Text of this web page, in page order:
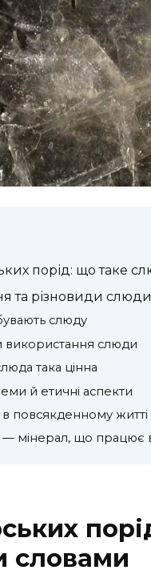
порід: що таке
та різновиди слюди
слюду
слюди
така цінна
й етичні аспекти
повсякденному житті
мінерал, що працює в
словами